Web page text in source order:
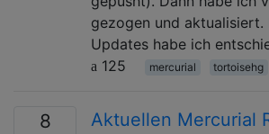
gezogen und aktualisiert.
Updates habe ich
125
mercurial tortoisehg
8
Aktuellen Mercurial